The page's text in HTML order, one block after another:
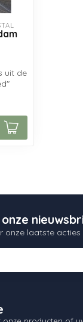
uit de
onze laatste acties